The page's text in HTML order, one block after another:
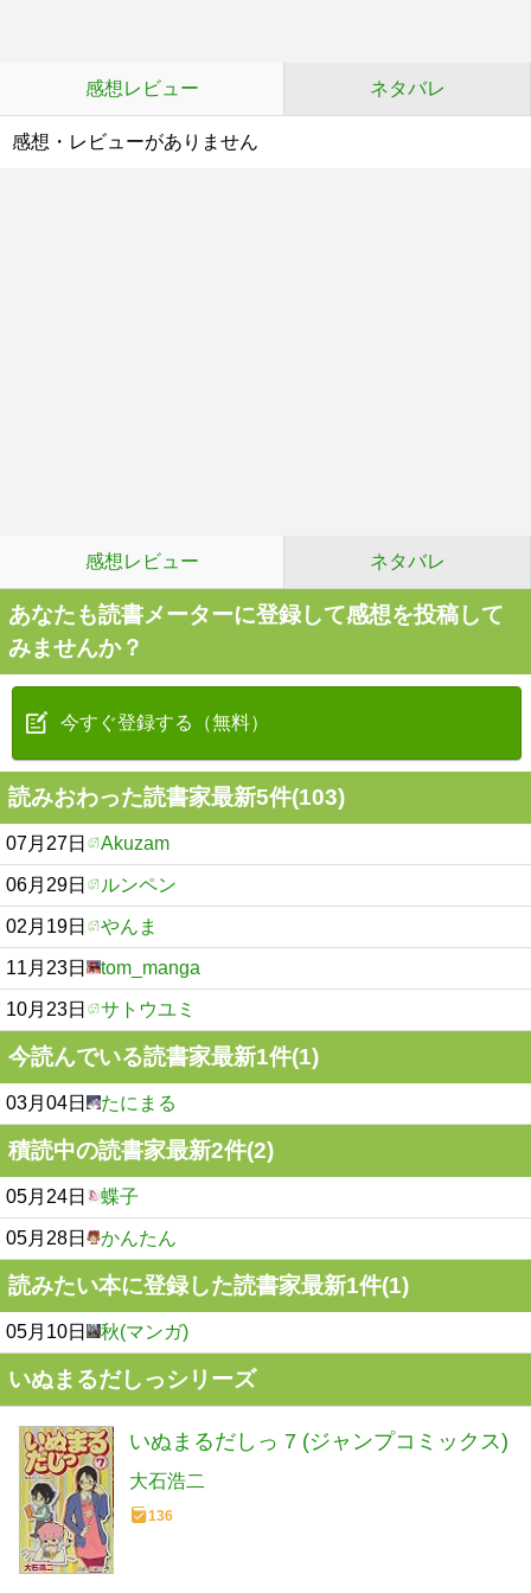
感想レビュー ネタバレ
感想・レビューがありません
感想レビュー ネタバレ
あなたも読書メーターに登録して感想を投稿して
みませんか？
今すぐ登録する（無料）
読みおわった読書家最新5件(103)
07月27日 Akuzam
06月29日 ルンペン
02月19日 やんま
11月23日 tom_manga
10月23日 サトウユミ
今読んでいる読書家最新1件(1)
03月04日 たにまる
積読中の読書家最新2件(2)
05月24日 蝶子
05月28日 かんたん
読みたい本に登録した読書家最新1件(1)
05月10日 秋(マンガ)
いぬまるだしっシリーズ
いぬまるだしっ 7 (ジャンプコミックス)
大石浩二
136